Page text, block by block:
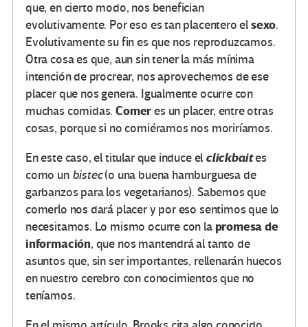
que, en cierto modo, nos benefician
evolutivamente. Por eso es tan placentero elsexo.
Evolutivamente su fin es que nos reproduzcamos.
Otra cosa es que, aun sin tener la más mínima
intención de procrear, nos aprovechemos de ese
placer que nos genera. Igualmente ocurre con
muchas comidas.Comeres un placer, entre otras
cosas, porque si no comiéramos nos moriríamos.
En este caso, el titular que induce el clickbaites
como unbistec(o una buena hamburguesa de
garbanzos para los vegetarianos). Sabemos que
comerlo nos dará placer y por eso sentimos que lo
necesitamos. Lo mismo ocurre con la promesa de
información, que nos mantendrá al tanto de
asuntos que, sin ser importantes, rellenarán huecos
en nuestro cerebro con conocimientos que no
teníamos.